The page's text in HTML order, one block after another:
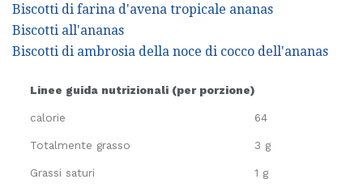
Biscotti di farina d'avena tropicale ananas
Biscotti all'ananas
Biscotti di ambrosia della noce di cocco dell'ananas
Linee guida nutrizionali (per porzione)
calorie 64
Totalmente grasso 3 g
Grassi saturi 1 g